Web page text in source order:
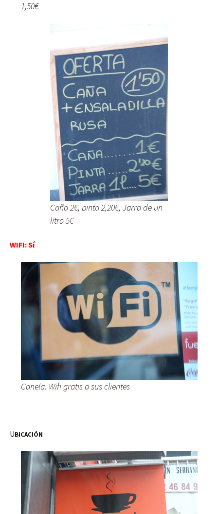
1,50€
Caña 2€, pinta 2,20€, Jarra de un
litro 5€
WIFI: Sí
Canela. Wifi gratis a sus clientes
UBICACIÓN